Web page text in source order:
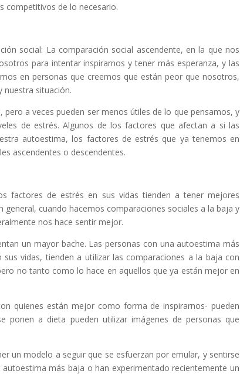
competitivos de lo necesario.
social: La comparación social ascendente, en la que nos
para intentar inspirarnos y tener más esperanza, y las
en personas que creemos que están peor que nosotros,
situación.
a veces pueden ser menos útiles de lo que pensamos, y
de estrés. Algunos de los factores que afectan a si las
autoestima, los factores de estrés que ya tenemos en
ascendentes o descendentes.
factores de estrés en sus vidas tienden a tener mejores
cuando hacemos comparaciones sociales a la baja y
nos hace sentir mejor.
un mayor bache. Las personas con una autoestima más
vidas, tienden a utilizar las comparaciones a la baja con
no tanto como lo hace en aquellos que ya están mejor en
quienes están mejor como forma de inspirarnos- pueden
ponen a dieta pueden utilizar imágenes de personas que
un modelo a seguir que se esfuerzan por emular, y sentirse
más baja o han experimentado recientemente un